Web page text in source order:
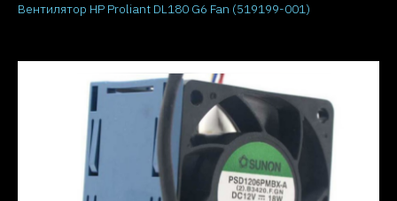
Вентилятор HP Proliant DL180 G6 Fan (519199-001)